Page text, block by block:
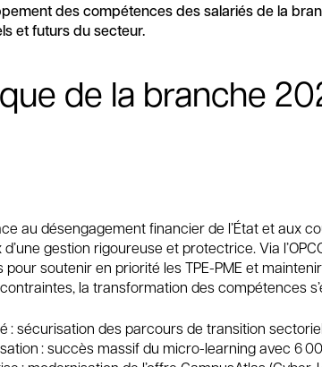
des compétences des salariés de la
et futurs du secteur.
de la branche
au désengagement financier de l’État et aux
gestion rigoureuse et protectrice. Via
pour soutenir en priorité les TPE-PME et
la transformation des compétences
: sécurisation des parcours de transition
: succès massif du micro-learning avec 6